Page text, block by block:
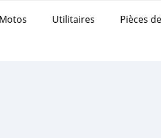
Motos Utilitaires Pièces